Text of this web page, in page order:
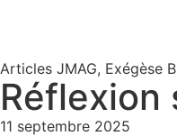
Articles JMAG, Exégèse
Réflexion
11 septembre 2025